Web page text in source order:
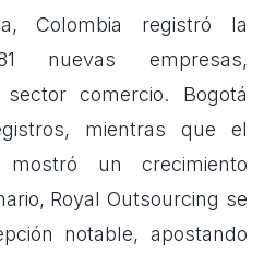
Colombia registró la
nuevas empresas,
comercio. Bogotá
mientras que el
un crecimiento
Royal Outsourcing se
notable, apostando